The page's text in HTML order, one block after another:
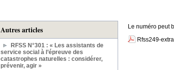
Autres articles
RFSS N°301 : « Les assistants de
service social à l’épreuve des
catastrophes naturelles : considérer,
prévenir, agir »
Le numéro peut
Rfss249-